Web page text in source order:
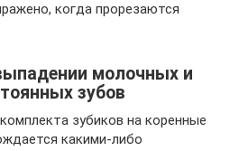
когда прорезаются
молочных и
зубов
зубиков на коренные
какими-либо